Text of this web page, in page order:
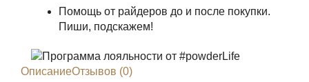
Помощь от райдеров до и после покупки.
Пиши, подскажем!
ОписаниеОтзывов (0)